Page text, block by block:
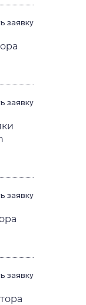
заявку
заявку
заявку
заявку